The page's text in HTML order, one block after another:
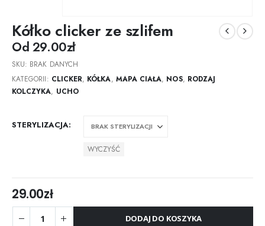
Kółko clicker ze szlifem
Od 29.00zł
SKU: BRAK DANYCH
KATEGORII: CLICKER, KÓŁKA, MAPA CIAŁA, NOS, RODZAJ
KOLCZYKA, UCHO
STERYLIZACJA
WYCZYŚĆ
29.00zł
DODAJ DO KOSZYKA